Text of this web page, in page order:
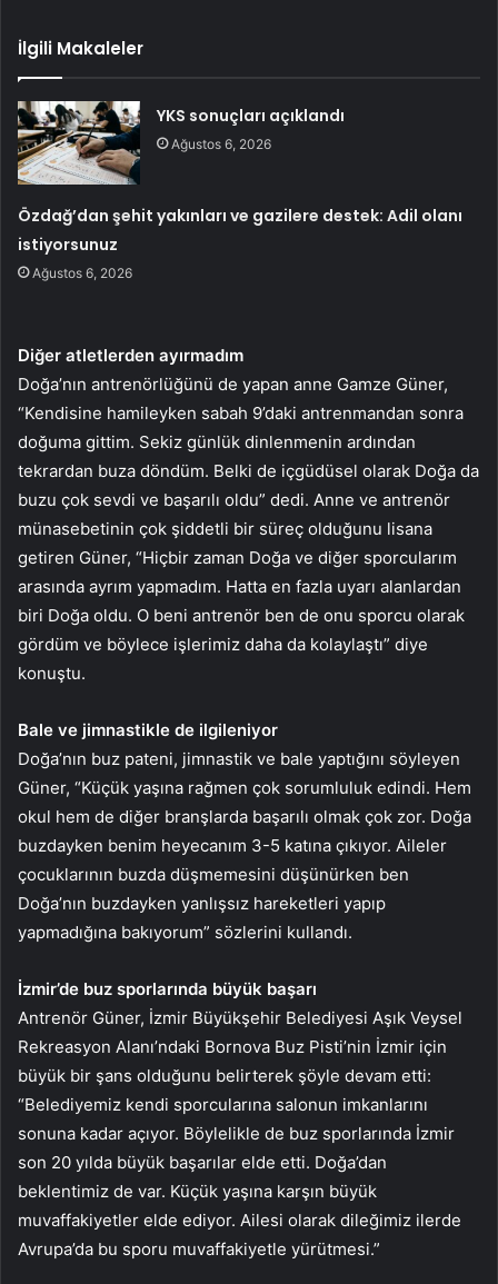
İlgili Makaleler
YKS sonuçları açıklandı
Ağustos 6, 2026
Özdağ’dan şehit yakınları ve gazilere destek: Adil olanı
istiyorsunuz
Ağustos 6, 2026
Diğer atletlerden ayırmadım
Doğa’nın antrenörlüğünü de yapan anne Gamze Güner,
“Kendisine hamileyken sabah 9’daki antrenmandan sonra
doğuma gittim. Sekiz günlük dinlenmenin ardından
tekrardan buza döndüm. Belki de içgüdüsel olarak Doğa da
buzu çok sevdi ve başarılı oldu” dedi. Anne ve antrenör
münasebetinin çok şiddetli bir süreç olduğunu lisana
getiren Güner, “Hiçbir zaman Doğa ve diğer sporcularım
arasında ayrım yapmadım. Hatta en fazla uyarı alanlardan
biri Doğa oldu. O beni antrenör ben de onu sporcu olarak
gördüm ve böylece işlerimiz daha da kolaylaştı” diye
konuştu.
Bale ve jimnastikle de ilgileniyor
Doğa’nın buz pateni, jimnastik ve bale yaptığını söyleyen
Güner, “Küçük yaşına rağmen çok sorumluluk edindi. Hem
okul hem de diğer branşlarda başarılı olmak çok zor. Doğa
buzdayken benim heyecanım 3-5 katına çıkıyor. Aileler
çocuklarının buzda düşmemesini düşünürken ben
Doğa’nın buzdayken yanlışsız hareketleri yapıp
yapmadığına bakıyorum” sözlerini kullandı.
İzmir’de buz sporlarında büyük başarı
Antrenör Güner, İzmir Büyükşehir Belediyesi Aşık Veysel
Rekreasyon Alanı’ndaki Bornova Buz Pisti’nin İzmir için
büyük bir şans olduğunu belirterek şöyle devam etti:
“Belediyemiz kendi sporcularına salonun imkanlarını
sonuna kadar açıyor. Böylelikle de buz sporlarında İzmir
son 20 yılda büyük başarılar elde etti. Doğa’dan
beklentimiz de var. Küçük yaşına karşın büyük
muvaffakiyetler elde ediyor. Ailesi olarak dileğimiz ilerde
Avrupa’da bu sporu muvaffakiyetle yürütmesi.”